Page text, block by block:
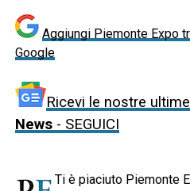
Aggiungi Piemonte Expo
Google
Ricevi le nostre
News- SEGUICI
Ti è piaciuto Piemonte